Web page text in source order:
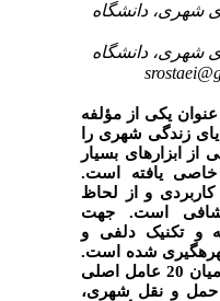
شهری، دانشگاه
شهری، دانشگاه
یکی از مؤلفه
زندگی شهری را
ابزارهای بسیار
یافته است.
و از لحاظ
است. جهت
و تکنیک دلفی و
گیری شده است.
های پژوهش نشان داد از میان 20 عامل اصلی
حمل­ و نقل شهری،